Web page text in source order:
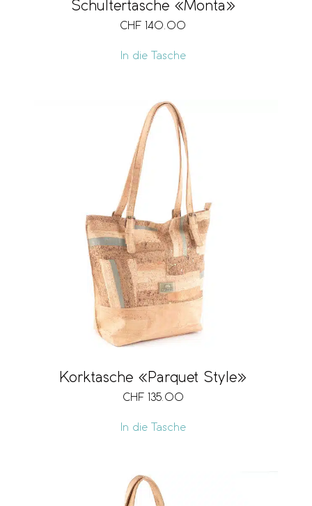
Schultertasche «Monta»
CHF 140.00
In die Tasche
Korktasche «Parquet Style»
CHF 135.00
In die Tasche